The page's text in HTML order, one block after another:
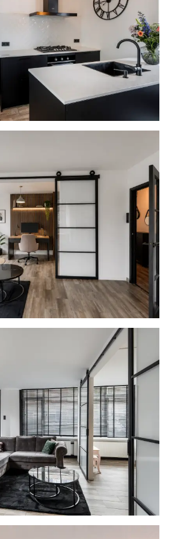
tuin is voorzien van tegels
schuttingen zijn borders
beplanting. Tevens
een waterkraantje.
betegeld en uitgerust
een toilet en een
daarboven een spiegel en
hangt er een radiator en
kunststof kozijnen met
de plafonds en de
(2021)
opnieuw geschilderd
gebaseerd op de NEN2580.
bedoeld om een meer
meten toe te passen voor
indicatie van de
De Meetinstructie sluit
niet volledig uit,